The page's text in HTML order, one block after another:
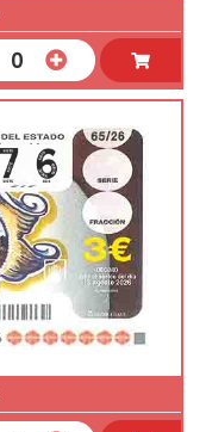
0